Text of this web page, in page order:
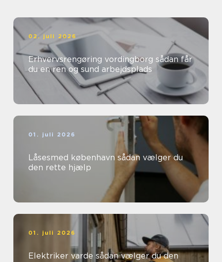
02. juli 2026
Erhvervsrengøring vordingborg sådan får
du en ren og sund arbejdsplads
01. juli 2026
Låsesmed københavn sådan vælger du
den rette hjælp
01. juli 2026
Elektriker varde sådan vælger du den